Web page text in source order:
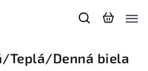
Teplá/Denná biela